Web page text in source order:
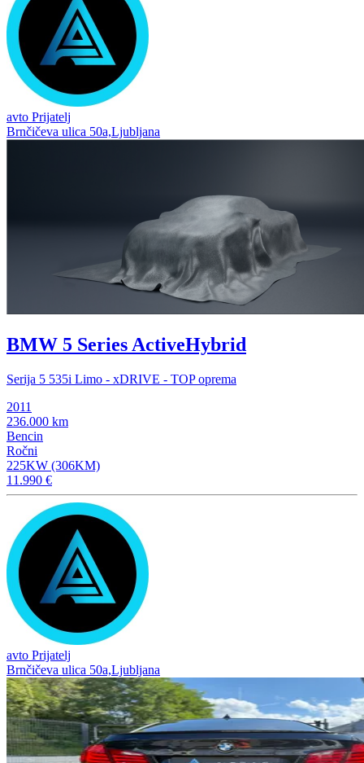
avto Prijatelj
Brnčičeva ulica 50a,Ljubljana
BMW 5 Series ActiveHybrid
Serija 5 535i Limo - xDRIVE - TOP oprema
2011
236.000 km
Bencin
Ročni
225KW (306KM)
11.990 €
avto Prijatelj
Brnčičeva ulica 50a,Ljubljana